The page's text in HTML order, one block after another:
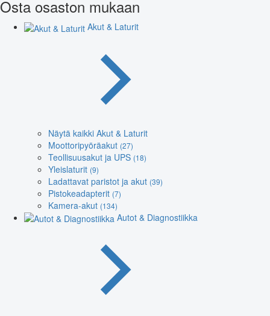
Osta osaston mukaan
Akut & Laturit
Näytä kaikki Akut & Laturit
Moottoripyöräakut (27)
Teollisuusakut ja UPS (18)
Yleislaturit (9)
Ladattavat paristot ja akut (39)
Pistokeadapterit (7)
Kamera-akut (134)
Autot & Diagnostiikka